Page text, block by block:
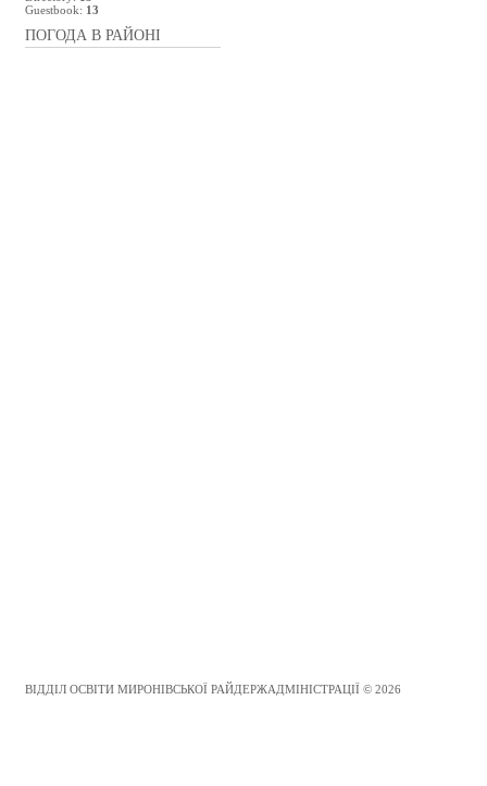
Guestbook: 13
ПОГОДА В РАЙОНІ
ВІДДІЛ ОСВІТИ МИРОНІВСЬКОЇ РАЙДЕРЖАДМІНІСТРАЦІЇ © 2026